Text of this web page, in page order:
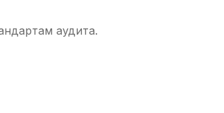
аудита.